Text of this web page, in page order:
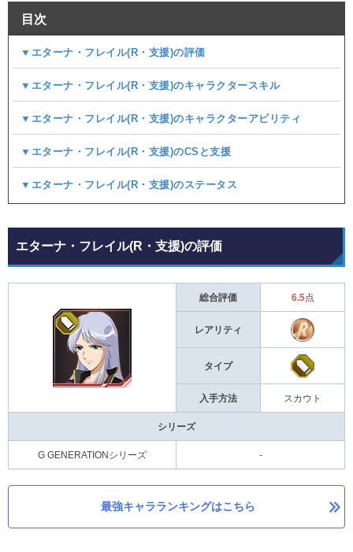
目次
▼エターナ・フレイル(R・支援)の評価
▼エターナ・フレイル(R・支援)のキャラクタースキル
▼エターナ・フレイル(R・支援)のキャラクターアビリティ
▼エターナ・フレイル(R・支援)のCSと支援
▼エターナ・フレイル(R・支援)のステータス
エターナ・フレイル(R・支援)の評価
総合評価 6.5点
レアリティ
タイプ
入手方法 スカウト
シリーズ
G GENERATIONシリーズ -
最強キャラランキングはこちら